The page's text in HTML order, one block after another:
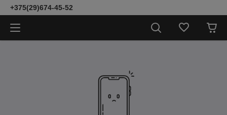
+375(29)674-45-52